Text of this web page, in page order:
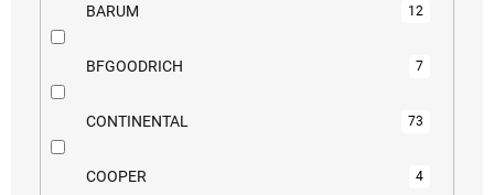
BARUM 12
BFGOODRICH 7
CONTINENTAL 73
COOPER 4